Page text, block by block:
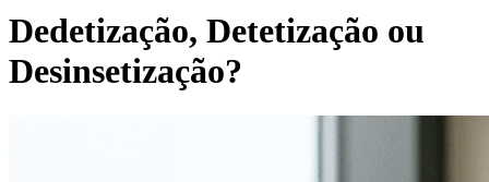
Dedetização, Detetização ou
Desinsetização?